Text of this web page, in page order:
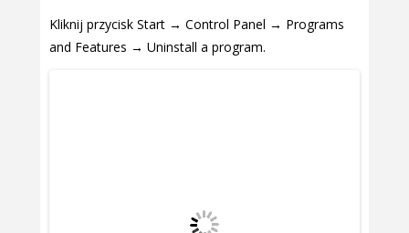
Kliknij przycisk Start → Control Panel → Programs
and Features → Uninstall a program.